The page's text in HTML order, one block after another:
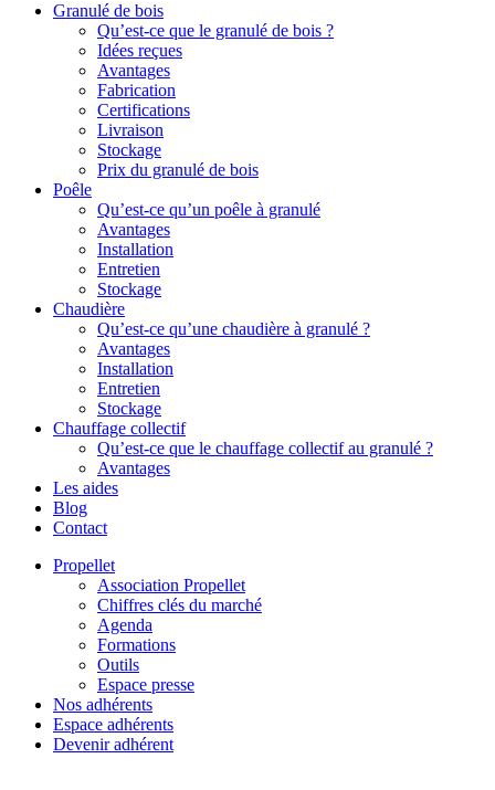
Granulé de bois
Qu’est-ce que le granulé de bois ?
Idées reçues
Avantages
Fabrication
Certifications
Livraison
Stockage
Prix du granulé de bois
Poêle
Qu’est-ce qu’un poêle à granulé
Avantages
Installation
Entretien
Stockage
Chaudière
Qu’est-ce qu’une chaudière à granulé ?
Avantages
Installation
Entretien
Stockage
Chauffage collectif
Qu’est-ce que le chauffage collectif au granulé ?
Avantages
Les aides
Blog
Contact
Propellet
Association Propellet
Chiffres clés du marché
Agenda
Formations
Outils
Espace presse
Nos adhérents
Espace adhérents
Devenir adhérent